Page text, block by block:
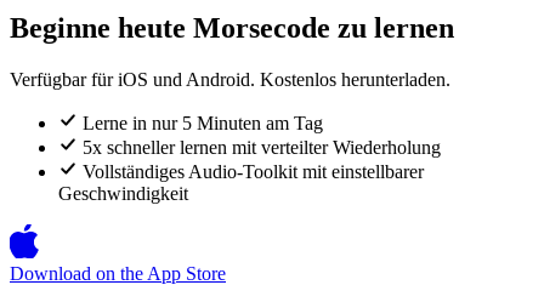
Beginne heute Morsecode zu lernen
Verfügbar für iOS und Android. Kostenlos herunterladen.
Lerne in nur 5 Minuten am Tag
5x schneller lernen mit verteilter Wiederholung
Vollständiges Audio-Toolkit mit einstellbarer
Geschwindigkeit
Download on the App Store